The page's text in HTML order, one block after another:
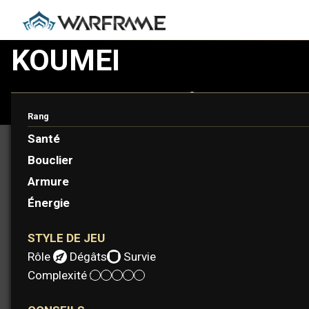
KOUMEI
Tentez votre chance avec la jeune fille aux dés. Koumei
un jeu de hasard périlleux.
Rang
Santé
Bouclier
Armure
Énergie
STYLE DE JEU
Rôle :
Dégâts
Survie
Complexité :